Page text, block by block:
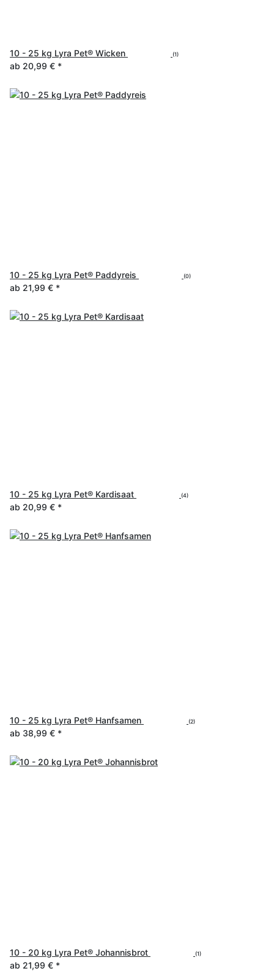
10 - 25 kg Lyra Pet® Wicken (1)
ab 20,99 € *
10 - 25 kg Lyra Pet® Paddyreis (0)
ab 21,99 € *
10 - 25 kg Lyra Pet® Kardisaat (4)
ab 20,99 € *
10 - 25 kg Lyra Pet® Hanfsamen (2)
ab 38,99 € *
10 - 20 kg Lyra Pet® Johannisbrot (1)
ab 21,99 € *